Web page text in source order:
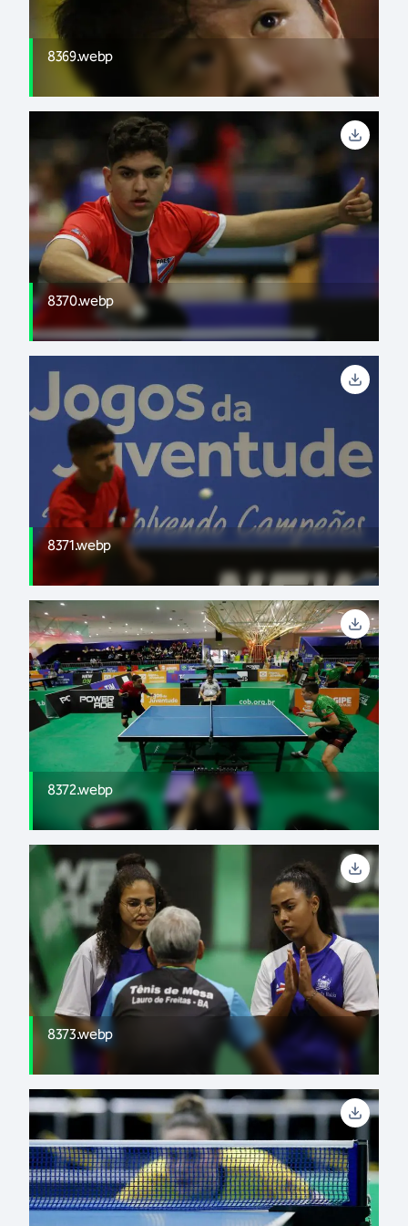
8369.webp
8370.webp
8371.webp
8372.webp
8373.webp